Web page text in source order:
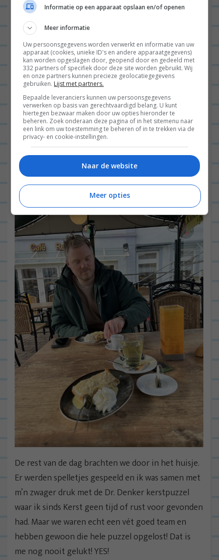
De rest van de dag brachten we door in het huisje.
Er werden spelletjes gespeeld en ik was samen met
m’n zwager druk met de Dr. Denker kerstpuzzel
waar ik sinds Kerst geen tijd of rust voor gevonden
had. Maar we waren echt een vét goed team en
hebben gewoon die hele puzzel opgelost! Dat is
me nog nooit gelukt! YES!
Informatie op een apparaat opslaan en/of openen
Meer informatie
Uw persoonsgegevens worden verwerkt en informatie van uw
apparaat (cookies, unieke ID's en andere apparaatgegevens)
kan worden opgeslagen door, geopend door en gedeeld met
332 partners of specifiek door deze site worden gebruikt. Wij
en onze partners kunnen precieze geolocatiegegevens
gebruiken. Lijst met partners.
Bepaalde leveranciers kunnen uw persoonsgegevens
verwerken op basis van gerechtvaardigd belang. U kunt
hiertegen bezwaar maken door uw opties hieronder te
beheren. Zoek onderaan deze pagina of in het sitemenu naar
een link om uw toestemming te beheren of in te trekken via de
privacy- en cookie-instellingen.
Naar de website
Meer opties